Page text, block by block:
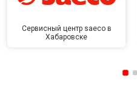
Сервисный центр saeco в
Хабаровске